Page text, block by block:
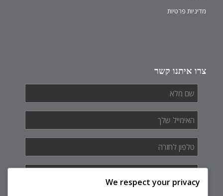
מדיניות פרטיות
צרו איתנו קשר
שם
מלא *
האימייל
שלך *
טלפון
לחזרה *
איך
יכולים
We respect your privacy